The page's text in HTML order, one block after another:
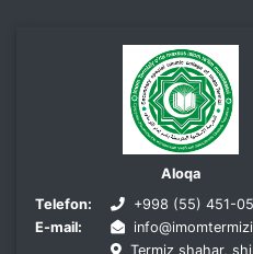
Aloqa
Telefon:
+998 (55) 451-
E-mail:
Termiz shahar,